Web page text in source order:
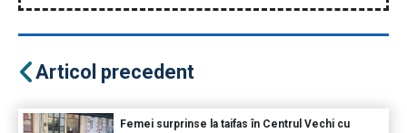
Articol precedent
Femei surprinse la taifas în Centrul Vechi cu